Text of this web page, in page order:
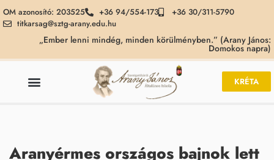
OM azonosító: 203525 +36 94/554-173
+36 30/311-5790
titkarsag@sztg-arany.edu.hu
„Ember lenni mindég, minden körülményben.” (Arany János:
Domokos napra)
KRÉTA
Aranyérmes országos bajnok lett